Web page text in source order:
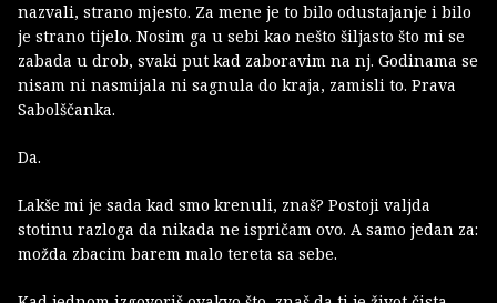
nazvali, strano mjesto. Za mene je to bilo odustajanje i bilo
je strano tijelo. Nosim ga u sebi kao nešto šiljasto što mi se
zabada u drob, svaki put kad zaboravim na nj. Godinama se
nisam ni nasmijala ni sagnula do kraja, zamisli to. Prava
Sabolščanka.
Da.
Lakše mi je sada kad smo krenuli, znaš? Postoji valjda
stotinu razloga da nikada ne ispričam ovo. A samo jedan za:
možda zbacim barem malo tereta sa sebe.